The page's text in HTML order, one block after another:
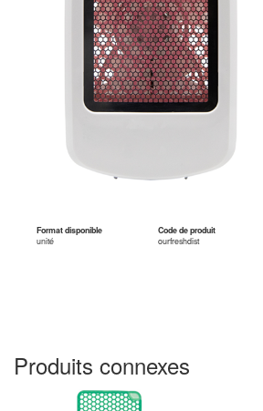
Format disponible
Code de produit
unité
ourfreshdist
Produits connexes